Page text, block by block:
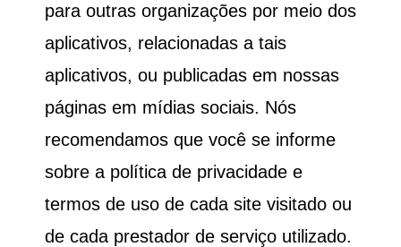
para outras organizações por meio dos
aplicativos, relacionadas a tais
aplicativos, ou publicadas em nossas
páginas em mídias sociais. Nós
recomendamos que você se informe
sobre a política de privacidade e
termos de uso de cada site visitado ou
de cada prestador de serviço utilizado.